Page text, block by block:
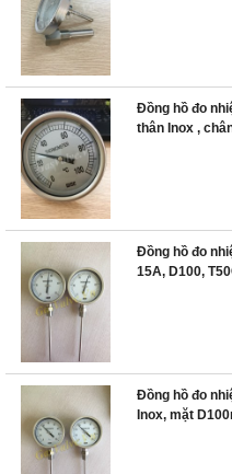
Đồng hồ đo
thân Inox ,
Đồng hồ đo
15A, D100,
Đồng hồ đo
Inox, mặt